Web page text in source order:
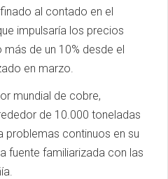
al contado en el
impulsaría los precios
de un 10% desde el
en marzo.
mundial de cobre,
de 10.000 toneladas
continuos en su
fuente familiarizada con las